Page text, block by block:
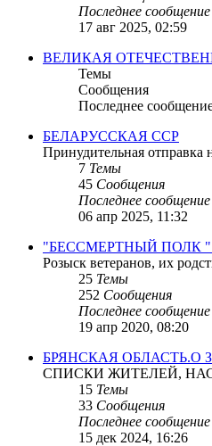
Последнее сообщение
17 авг 2025, 02:59
ВЕЛИКАЯ
Темы
Сообщения
Последнее
БЕЛАРУССКАЯ ССР
Принудительная
7 Темы
45 Сообщения
Последнее сообщение
06 апр 2025, 11:32
"БЕССМЕРТНЫЙ ПОЛК "
Розыск ветеранов, их
25 Темы
252 Сообщения
Последнее сообщение
19 апр 2020, 08:20
БРЯНСКАЯ ОБЛАСТЬ.О
СПИСКИ ЖИТЕЛЕЙ,
15 Темы
33 Сообщения
Последнее сообщение
15 дек 2024, 16:26